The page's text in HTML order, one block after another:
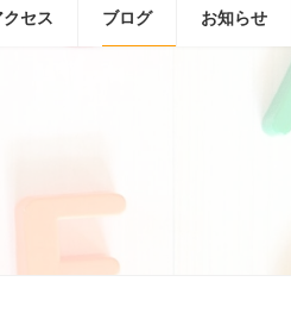
クセス ブログ お知らせ